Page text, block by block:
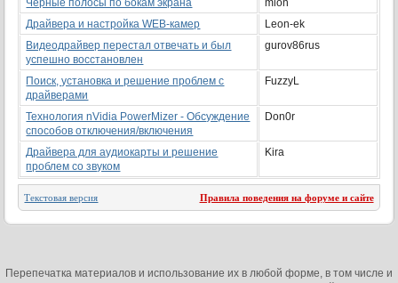
Черные полосы по бокам экрана
mion
Драйвера и настройка WEB-камер
Leon-ek
Видеодрайвер перестал отвечать и был
успешно восстановлен
gurov86rus
Поиск, установка и решение проблем с
драйверами
FuzzyL
Технология nVidia PowerMizer - Обсуждение
способов отключения/включения
Don0r
Драйвера для аудиокарты и решение
проблем со звуком
Kira
Текстовая версия Правила поведения на форуме и сайте
Перепечатка материалов и использование их в любой форме, в том числе и